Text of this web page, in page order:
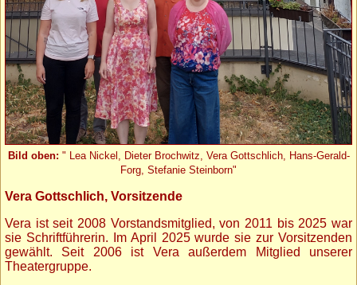
Bild oben: " Lea Nickel, Dieter Brochwitz, Vera Gottschlich, Hans-Gerald-
Forg, Stefanie Steinborn"
Vera Gottschlich, Vorsitzende
Vera ist seit 2008 Vorstandsmitglied, von 2011 bis 2025 war
sie Schriftführerin. Im April 2025 wurde sie zur Vorsitzenden
gewählt. Seit 2006 ist Vera außerdem Mitglied unserer
Theatergruppe.